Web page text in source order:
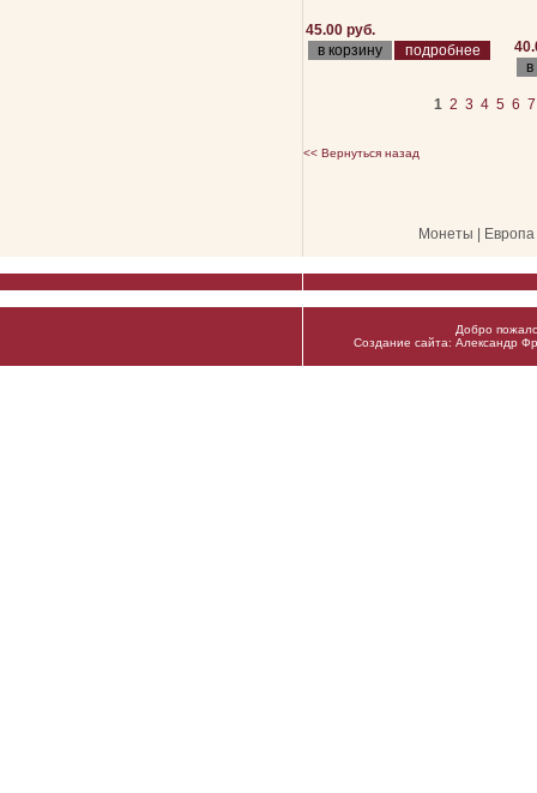
45.00 руб.
подробнее
1 2 3 4 5 6 7
<< Вернуться назад
Монеты |
Добро
Создание сайта: Александр